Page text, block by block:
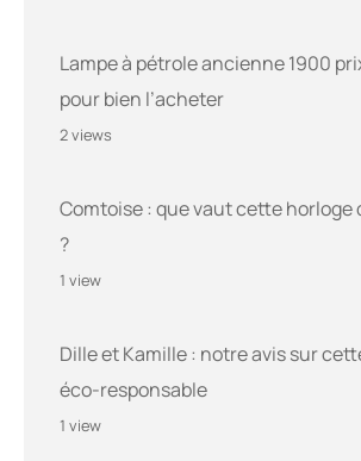
Lampe à pétrole ancienne 1900
pour bien l’acheter
2 views
Comtoise : que vaut cette horloge
?
1 view
Dille et Kamille : notre avis sur
éco-responsable
1 view